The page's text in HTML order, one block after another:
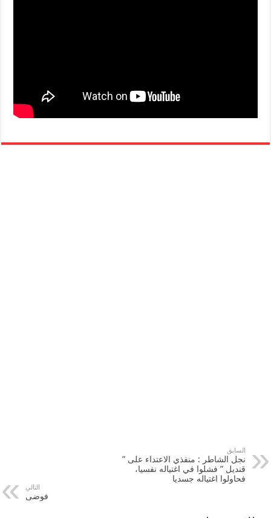
السابق
نجل الشاطر : منفذي الاعتداء على ”
قنديل ” فشلوا في اغتياله نفسيا،
فحاولوا اغتياله جسديا
التالي
فوضى